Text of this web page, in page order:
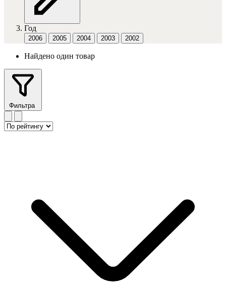
Год
2006 2005 2004 2003 2002
Найдено один товар
Фильтра